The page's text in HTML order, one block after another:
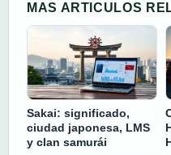
MAS ARTICULOS
Sakai: significado,
ciudad japonesa, LMS
y clan samurái